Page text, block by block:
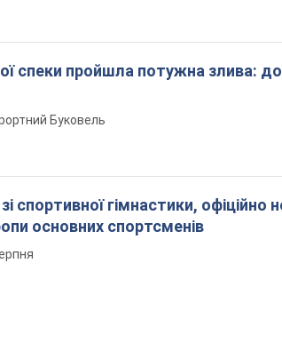
спеки пройшла потужна злива:
Буковель
спортивної гімнастики, офіційно
основних спортсменів